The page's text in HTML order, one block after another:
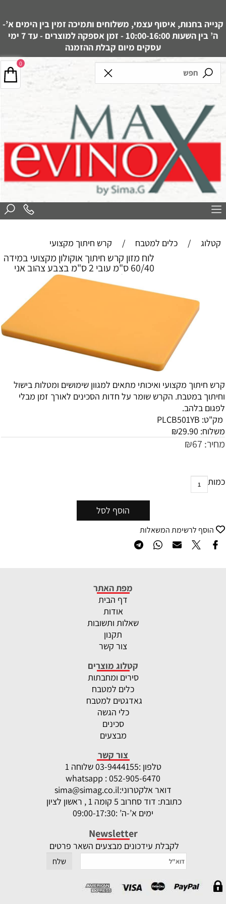
קנייה בחנות, איסוף עצמי, משלוחים ותמיכה זמין בין הימים א’-
ה’ בין השעות 10:00-16:00 - זמן אספקה למוצרים - עד 7 ימי
עסקים מיום קבלת ההזמנה
קטלוג / כלים למטבח / קרש חיתוך מקצועי
לוח מזון קרש חיתוך אוקולון מקצועי במידה
60/40 ס"מ עובי 2 ס"מ בצבע צהוב אני
בקטריאלי
קרש חיתוך מקצועי ואיכותי מתאים למגוון שימושים ומטלות בישול
וחיתוך במטבח. הקרש שומר על חדות הסכינים לאורך זמן מבלי
לפגום בלהב.
מק"ט: PLCB501YB
משלוח:
₪29.90
מחיר: ₪67
כמות
הוסף לסל
הוסף לרשימת המשאלות
0
מפת האתר
דף הבית
אודות
שאלות ותשובות
תקנון
צור קשר
קטלוג מוצרים
סירים ומחבתות
כלים למטבח
גאדגטים למטבח
כלי הגשה
סכינים
מבצעים
צור קשר
טלפון :
03-9444155 שלוחה 1
whatsapp : 052-905-6470
דואר אלקטרוני:sima@simag.co.il
כתובת: דוד סחרוב 5 קומה 1 , ראשון לציון
ימים א’-ה’ :09:00-17:30
Newsletter
לקבלת עידכונים מבצעים השאר פרטים